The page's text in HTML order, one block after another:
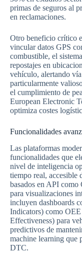
primas de seguros al
en reclamaciones.
Otro beneficio crítico
vincular datos GPS
combustible, el
repostajes en
vehículo, alertando
particularmente
el cumplimiento de
European Electronic
optimiza costes
Funcionalidades
Las plataformas
funcionalidades que
nivel de inteligencia
tiempo real, accesible
basados en API
para visualizaciones
incluyen dashboards
Indicators) como
Effectiveness) para
predictivos de
machine learning que
DTC.